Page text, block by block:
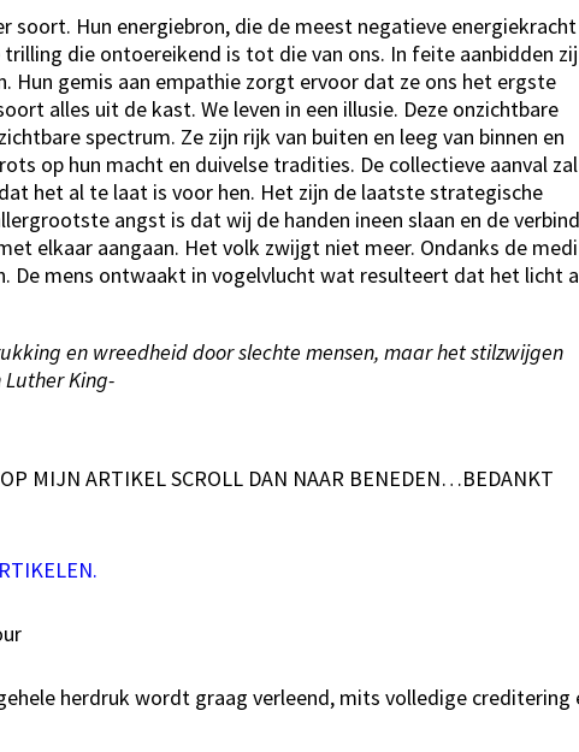
soort. Hun energiebron, die de meest negatieve energiekracht
die ontoereikend is tot die van ons. In feite aanbidden zij
Hun gemis aan empathie zorgt ervoor dat ze ons het ergste
alles uit de kast. We leven in een illusie. Deze onzichtbare
spectrum. Ze zijn rijk van buiten en leeg van binnen en
op hun macht en duivelse tradities. De collectieve aanval zal
het al te laat is voor hen. Het zijn de laatste strategische
angst is dat wij de handen ineen slaan en de
elkaar aangaan. Het volk zwijgt niet meer. Ondanks de
De mens ontwaakt in vogelvlucht wat resulteert dat het licht
en wreedheid door slechte mensen, maar het stilzwijgen
King-
MIJN ARTIKEL SCROLL DAN NAAR BENEDEN…BEDANKT
herdruk wordt graag verleend, mits volledige creditering